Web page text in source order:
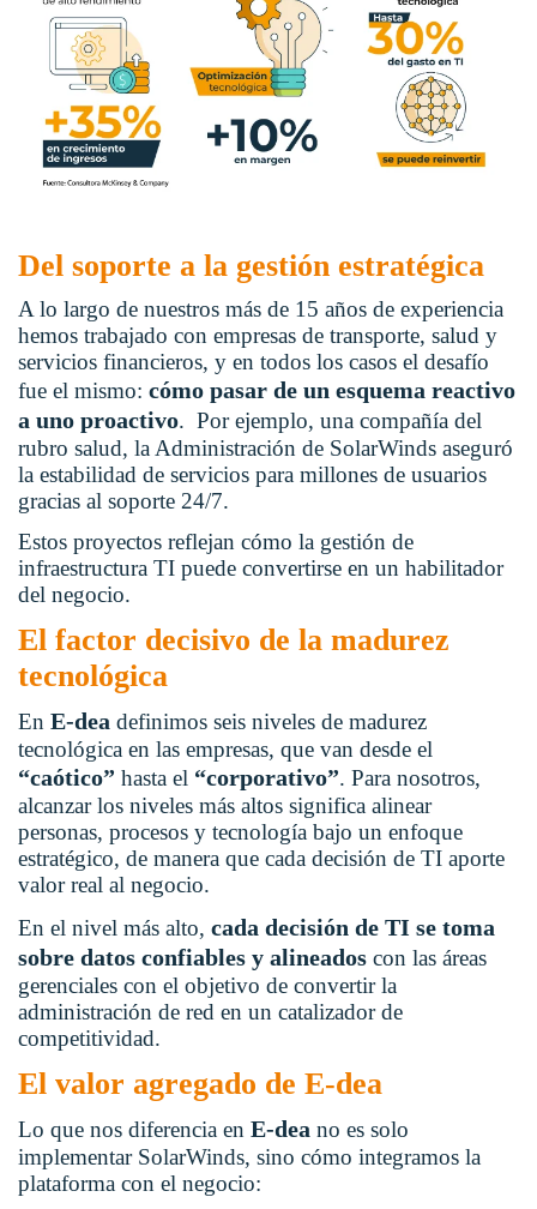
Del soporte a la gestión estratégica
A lo largo de nuestros más de 15 años de experiencia
hemos trabajado con empresas de transporte, salud y
servicios financieros, y en todos los casos el desafío
fue el mismo: cómo pasar de un esquema reactivo
a uno proactivo. Por ejemplo, una compañía del
rubro salud, la Administración de SolarWinds aseguró
la estabilidad de servicios para millones de usuarios
gracias al soporte 24/7.
Estos proyectos reflejan cómo la gestión de
infraestructura TI puede convertirse en un habilitador
del negocio.
El factor decisivo de la madurez
tecnológica
En E-dea definimos seis niveles de madurez
tecnológica en las empresas, que van desde el
“caótico” hasta el “corporativo”. Para nosotros,
alcanzar los niveles más altos significa alinear
personas, procesos y tecnología bajo un enfoque
estratégico, de manera que cada decisión de TI aporte
valor real al negocio.
En el nivel más alto, cada decisión de TI se toma
sobre datos confiables y alineados con las áreas
gerenciales con el objetivo de convertir la
administración de red en un catalizador de
competitividad.
El valor agregado de E-dea
Lo que nos diferencia en E-dea no es solo
implementar SolarWinds, sino cómo integramos la
plataforma con el negocio: